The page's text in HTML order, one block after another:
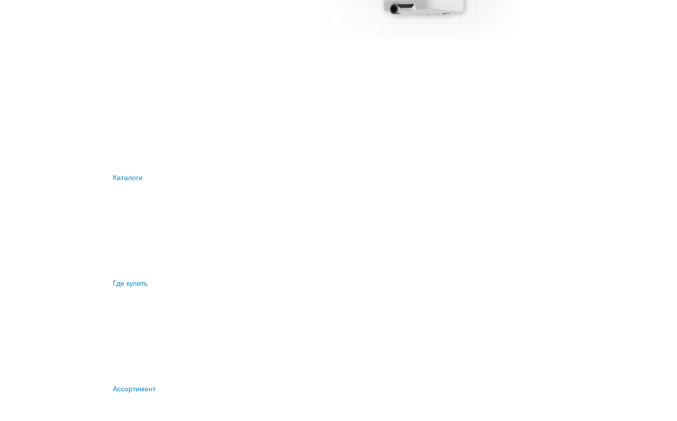
Каталоги
Где купить
Ассортимент